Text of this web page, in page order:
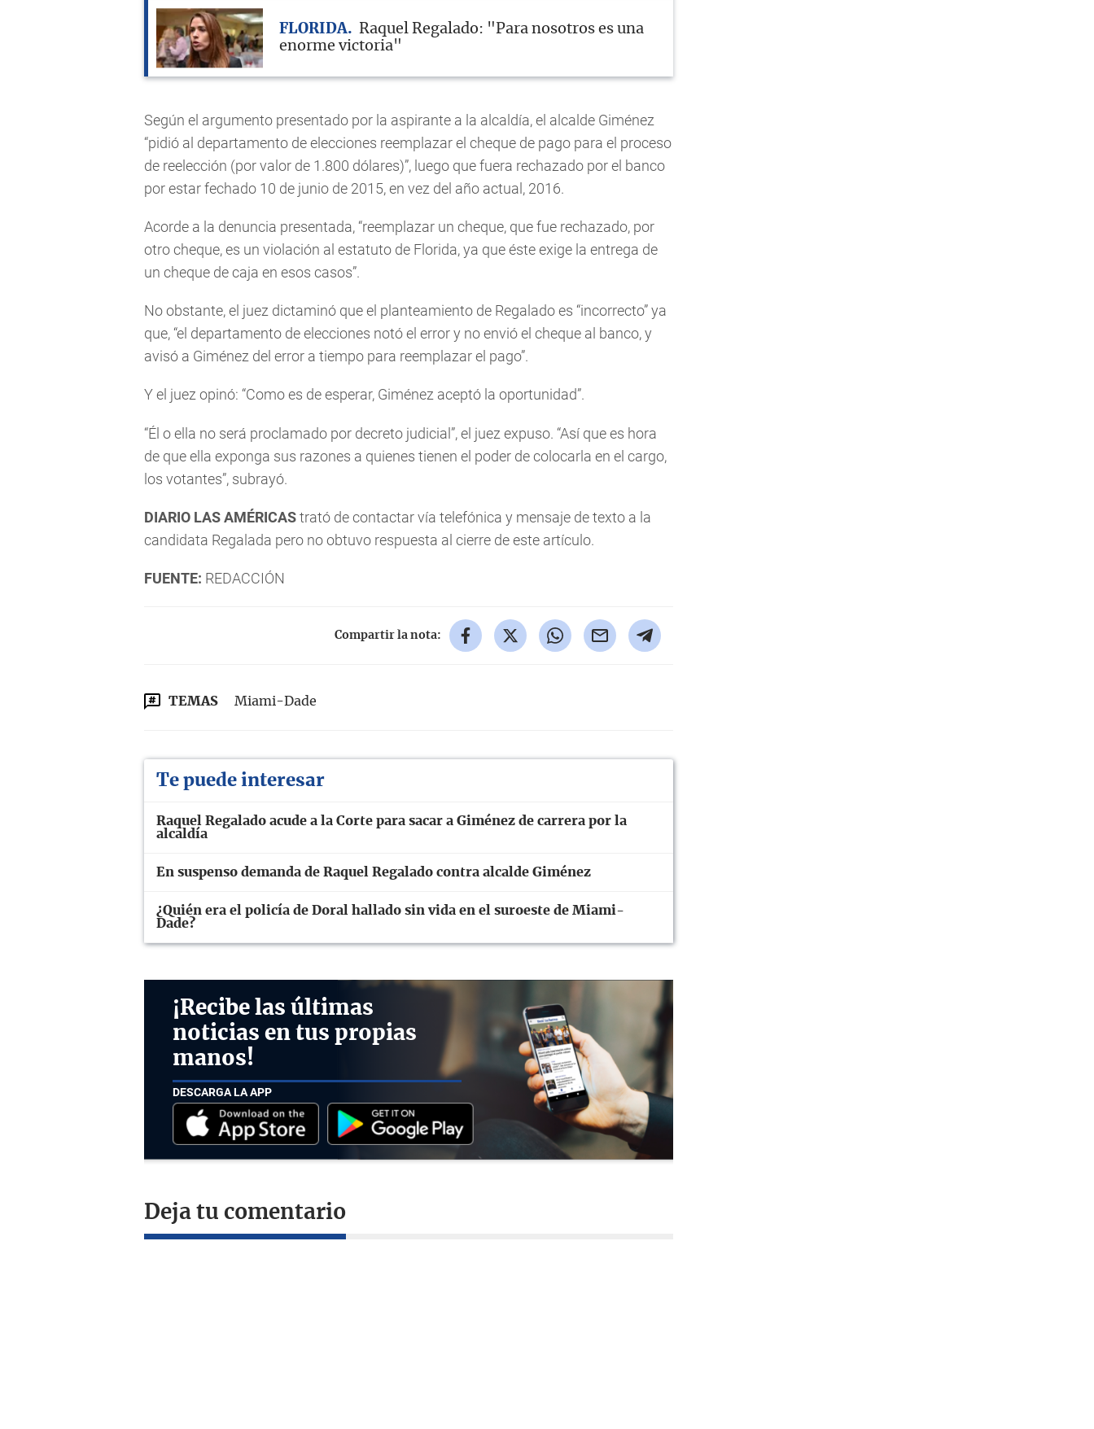
FLORIDA
Raquel Regalado: "Para nosotros es una
enorme victoria"
Según el argumento presentado por la aspirante a la alcaldía, el alcalde Giménez
“pidió al departamento de elecciones reemplazar el cheque de pago para el proceso
de reelección (por valor de 1.800 dólares)”, luego que fuera rechazado por el banco
por estar fechado 10 de junio de 2015, en vez del año actual, 2016.
Acorde a la denuncia presentada, “reemplazar un cheque, que fue rechazado, por
otro cheque, es un violación al estatuto de Florida, ya que éste exige la entrega de
un cheque de caja en esos casos”.
No obstante, el juez dictaminó que el planteamiento de Regalado es “incorrecto” ya
que, “el departamento de elecciones notó el error y no envió el cheque al banco, y
avisó a Giménez del error a tiempo para reemplazar el pago”.
Y el juez opinó: “Como es de esperar, Giménez aceptó la oportunidad”.
“Él o ella no será proclamado por decreto judicial”, el juez expuso. “Así que es hora
de que ella exponga sus razones a quienes tienen el poder de colocarla en el cargo,
los votantes”, subrayó.
DIARIO LAS AMÉRICAStrató de contactar vía telefónica y mensaje de texto a la
candidata Regalada pero no obtuvo respuesta al cierre de este artículo.
FUENTE: REDACCIÓN
Compartir la nota:
TEMAS Miami-Dade
Te puede interesar
Raquel Regalado acude a la Corte para sacar a Giménez de carrera por la
alcaldía
En suspenso demanda de Raquel Regalado contra alcalde Giménez
¿Quién era el policía de Doral hallado sin vida en el suroeste de Miami-
Dade?
¡Recibe las últimas
noticias en tus propias
manos!
DESCARGA LA APP
Deja tu comentario